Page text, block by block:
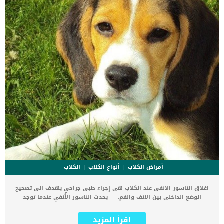
أمراض الكلاب أنواع الكلاب
الكلاب
اغلاق الناسور الانفى عند الكلاب هى إجراء طبى جراحي يهدف الى تصحيح
الوضع الداخلى بين الانف والفم. يحدث الناسور الأنفي عندما توجد
ايضا: هل الكلاب تستخدم بخاخات الانف ؟ تسمح هذه الفجوة للماء
اقرأ المزيد